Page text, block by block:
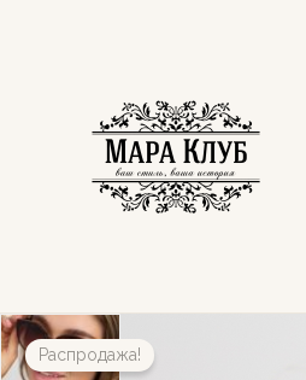
Распродажа!